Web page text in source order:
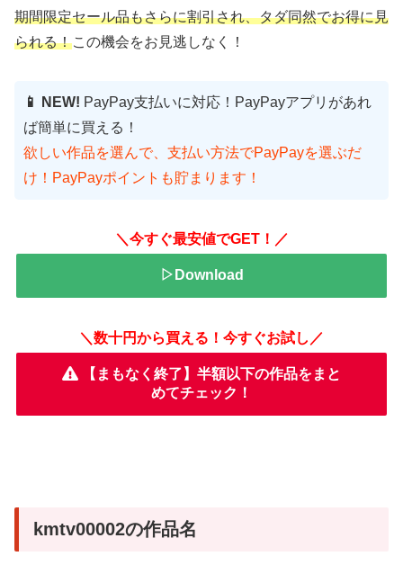
期間限定セール品もさらに割引され、タダ同然でお得に見
られる！この機会をお見逃しなく！
📱 NEW! PayPay支払いに対応！PayPayアプリがあれ
ば簡単に買える！
欲しい作品を選んで、支払い方法でPayPayを選ぶだ
け！PayPayポイントも貯まります！
＼今すぐ最安値でGET！／
▷Download
＼数十円から買える！今すぐお試し／
【まもなく終了】半額以下の作品をまと
めてチェック！
kmtv00002の作品名